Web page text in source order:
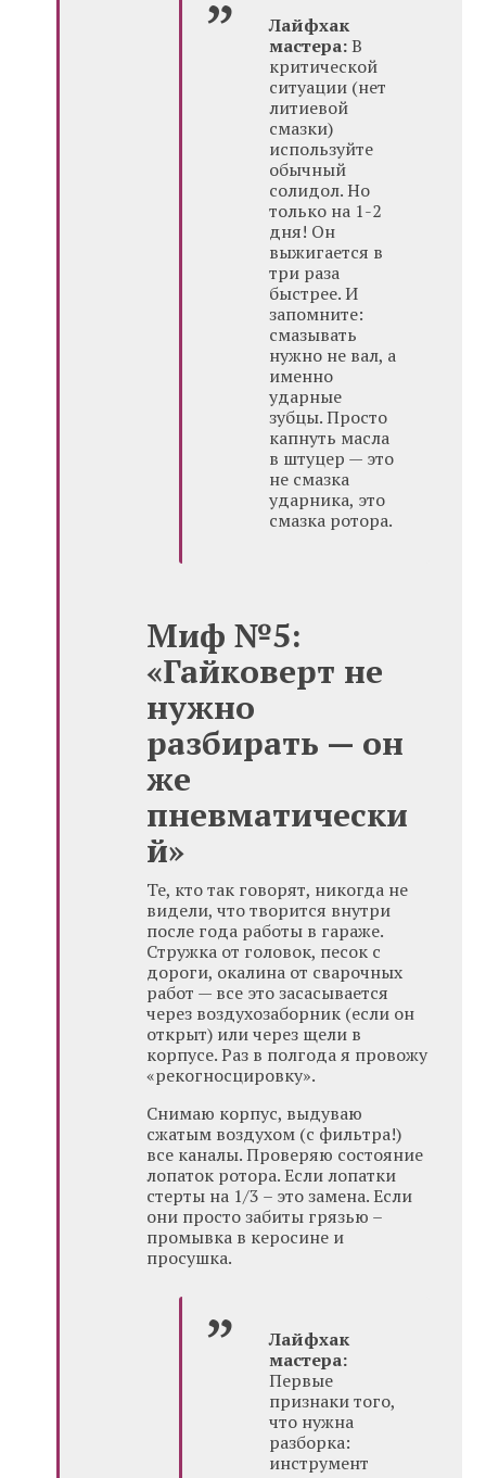
Лайфхак
мастера:В
критической
ситуации (нет
литиевой
смазки)
используйте
обычный
солидол. Но
только на 1-2
дня! Он
выжигается в
три раза
быстрее. И
запомните:
смазывать
нужно не вал, а
именно
ударные
зубцы. Просто
капнуть масла
в штуцер — это
не смазка
ударника, это
смазка ротора.
Миф №5:
«Гайковерт не
нужно
разбирать — он
же
пневматически
й»
Те, кто так говорят, никогда не
видели, что творится внутри
после года работы в гараже.
Стружка от головок, песок с
дороги, окалина от сварочных
работ — все это засасывается
через воздухозаборник (если он
открыт) или через щели в
корпусе. Раз в полгода я провожу
«рекогносцировку».
Снимаю корпус, выдуваю
сжатым воздухом (с фильтра!)
все каналы. Проверяю состояние
лопаток ротора. Если лопатки
стерты на 1/3 – это замена. Если
они просто забиты грязью –
промывка в керосине и
просушка.
Лайфхак
мастера:
Первые
признаки того,
что нужна
разборка:
инструмент